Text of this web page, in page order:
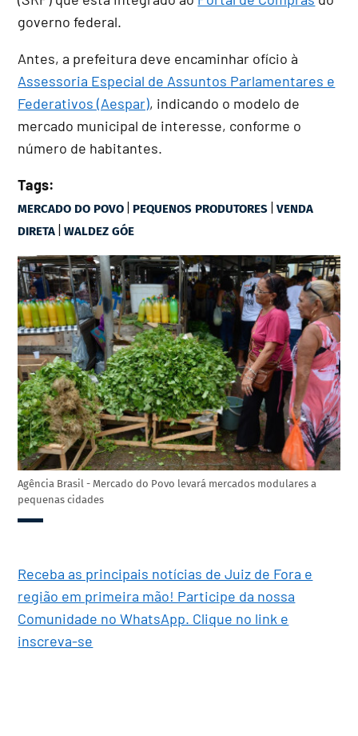
governo federal.
Antes, a prefeitura deve encaminhar ofício à
Assessoria Especial de Assuntos Parlamentares e
Federativos (Aespar), indicando o modelo de
mercado municipal de interesse, conforme o
número de habitantes.
Tags:
MERCADO DO POVO | PEQUENOS PRODUTORES |VENDA
DIRETA |WALDEZ GÓE
Agência Brasil - Mercado do Povo levará mercados modulares a
pequenas cidades
Receba as principais notícias de Juiz de Fora e
região em primeira mão! Participe da nossa
Comunidade no WhatsApp. Clique no link e
inscreva-se